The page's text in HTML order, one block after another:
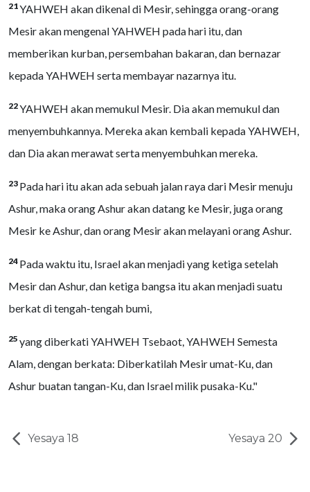
21YAHWEH akan dikenal di Mesir, sehingga orang-orang
Mesir akan mengenal YAHWEH pada hari itu, dan
memberikan kurban, persembahan bakaran, dan bernazar
kepada YAHWEH serta membayar nazarnya itu.
22YAHWEH akan memukul Mesir. Dia akan memukul dan
menyembuhkannya. Mereka akan kembali kepada YAHWEH,
dan Dia akan merawat serta menyembuhkan mereka.
23 Pada hari itu akan ada sebuah jalan raya dari Mesir menuju
Ashur, maka orang Ashur akan datang ke Mesir, juga orang
Mesir ke Ashur, dan orang Mesir akan melayani orang Ashur.
24 Pada waktu itu, Israel akan menjadi yang ketiga setelah
Mesir dan Ashur, dan ketiga bangsa itu akan menjadi suatu
berkat di tengah-tengah bumi,
25 yang diberkati YAHWEH Tsebaot, YAHWEH Semesta
Alam, dengan berkata: Diberkatilah Mesir umat-Ku, dan
Ashur buatan tangan-Ku, dan Israel milik pusaka-Ku."
Yesaya 18 Yesaya 20